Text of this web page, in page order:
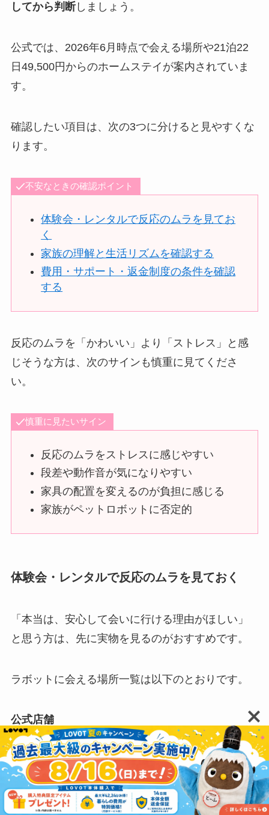
してから判断しましょう。
公式では、2026年6月時点で会える場所や21泊22
日49,500円からのホームステイが案内されていま
す。
確認したい項目は、次の3つに分けると見やすくな
ります。
不安なときの確認ポイント
体験会・レンタルで反応のムラを見てお
く
家族の理解と生活リズムを確認する
費用・サポート・返金制度の条件を確認
する
反応のムラを「かわいい」より「ストレス」と感
じそうな方は、次のサインも慎重に見てくださ
い。
慎重に見たいサイン
反応のムラをストレスに感じやすい
段差や動作音が気になりやすい
家具の配置を変えるのが負担に感じる
家族がペットロボットに否定的
体験会・レンタルで反応のムラを見ておく
「本当は、安心して会いに行ける理由がほしい」
と思う方は、先に実物を見るのがおすすめです。
ラボットに会える場所一覧は以下のとおりです。
公式店舗
施設名 場所 価格
LOVOT MUSEUM 東京 日本橋 ¥500
LOVOTストア
東京・神奈川・大阪・兵庫・
愛知・広島のデパート計9店舗
無料